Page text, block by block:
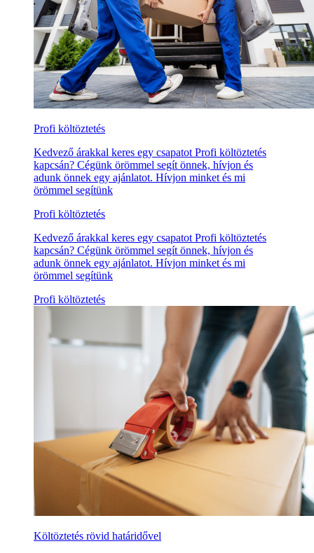
Profi költöztetés
Kedvező árakkal keres egy csapatot Profi költöztetés
kapcsán? Cégünk örömmel segít önnek, hívjon és
adunk önnek egy ajánlatot. Hívjon minket és mi
örömmel segítünk
Profi költöztetés
Kedvező árakkal keres egy csapatot Profi költöztetés
kapcsán? Cégünk örömmel segít önnek, hívjon és
adunk önnek egy ajánlatot. Hívjon minket és mi
örömmel segítünk
Profi költöztetés
Költöztetés rövid határidővel